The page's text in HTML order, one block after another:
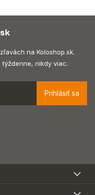
na Koloshop.sk.
nikdy viac.
Prihlásiť sa